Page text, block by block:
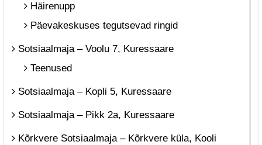
Häirenupp
Päevakeskuses tegutsevad ringid
Sotsiaalmaja – Voolu 7, Kuressaare
Teenused
Sotsiaalmaja – Kopli 5, Kuressaare
Sotsiaalmaja – Pikk 2a, Kuressaare
Kõrkvere Sotsiaalmaja – Kõrkvere küla, Kooli